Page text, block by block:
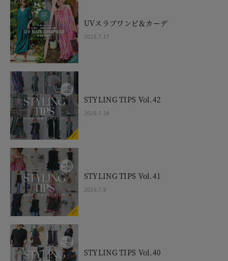
UVスラブワンピ＆カーデ
2026.7.17
STYLING TIPS Vol.42
2026.7.16
STYLING TIPS Vol.41
2026.7.9
STYLING TIPS Vol.40